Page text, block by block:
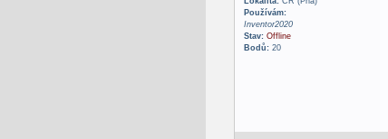
Používám:
Inventor2020
Stav: Offline
Bodů:20